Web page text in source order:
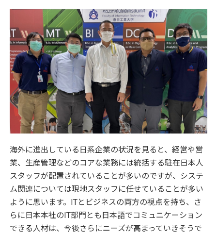
海外に進出している日系企業の状況を見ると、経営や営
業、生産管理などのコアな業務には統括する駐在日本人
スタッフが配置されていることが多いのですが、システ
ム関連については現地スタッフに任せていることが多い
ように思います。ITとビジネスの両方の視点を持ち、さ
らに日本本社のIT部門とも日本語でコミュニケーション
できる人材は、今後さらにニーズが高まっていきそうで